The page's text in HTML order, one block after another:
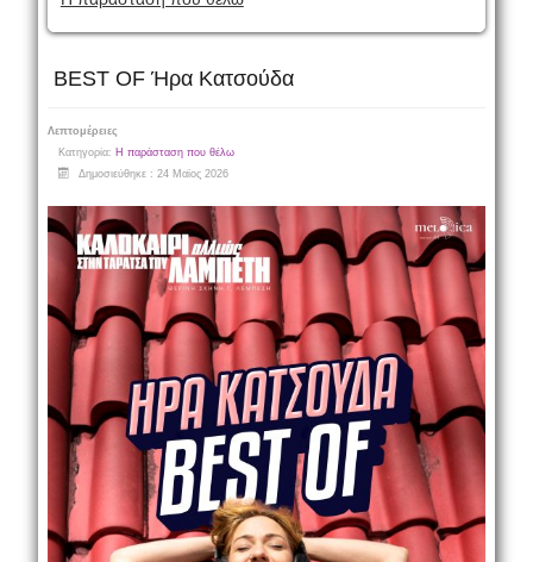
BEST OF Ήρα Κατσούδα
Λεπτομέρειες
Κατηγορία: Η παράσταση που θέλω
Δημοσιεύθηκε : 24 Μαϊος 2026